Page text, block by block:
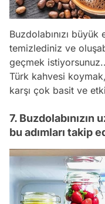
Buzdolabınızı
temizlediniz ve
geçmek
Türk kahvesi
karşı çok basit ve
7. Buzdolabınızın
bu adımları takip